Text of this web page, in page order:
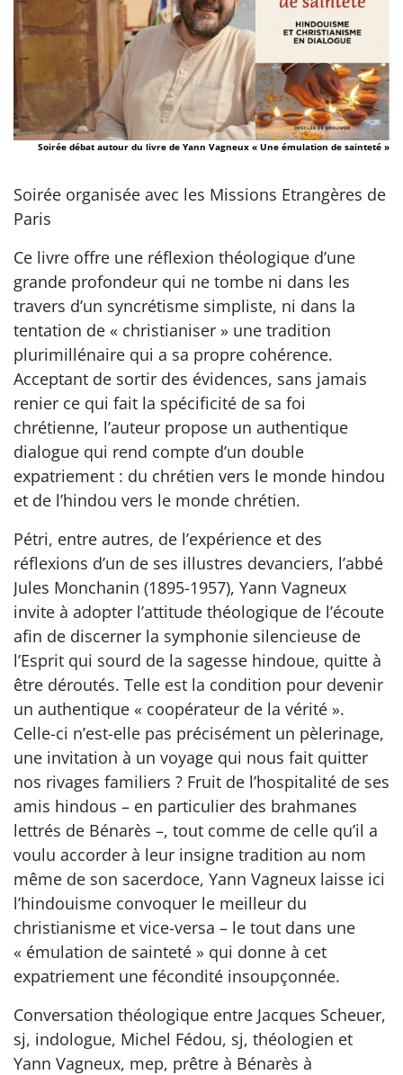
Soirée débat autour du livre de Yann Vagneux « Une émulation de sainteté »
Soirée organisée avec les Missions Etrangères de
Paris
Ce livre offre une réflexion théologique d’une
grande profondeur qui ne tombe ni dans les
travers d’un syncrétisme simpliste, ni dans la
tentation de « christianiser » une tradition
plurimillénaire qui a sa propre cohérence.
Acceptant de sortir des évidences, sans jamais
renier ce qui fait la spécificité de sa foi
chrétienne, l’auteur propose un authentique
dialogue qui rend compte d’un double
expatriement : du chrétien vers le monde hindou
et de l’hindou vers le monde chrétien.
Pétri, entre autres, de l’expérience et des
réflexions d’un de ses illustres devanciers, l’abbé
Jules Monchanin (1895-1957), Yann Vagneux
invite à adopter l’attitude théologique de l’écoute
afin de discerner la symphonie silencieuse de
l’Esprit qui sourd de la sagesse hindoue, quitte à
être déroutés. Telle est la condition pour devenir
un authentique « coopérateur de la vérité ».
Celle-ci n’est-elle pas précisément un pèlerinage,
une invitation à un voyage qui nous fait quitter
nos rivages familiers ? Fruit de l’hospitalité de ses
amis hindous – en particulier des brahmanes
lettrés de Bénarès –, tout comme de celle qu’il a
voulu accorder à leur insigne tradition au nom
même de son sacerdoce, Yann Vagneux laisse ici
l’hindouisme convoquer le meilleur du
christianisme et vice-versa – le tout dans une
« émulation de sainteté » qui donne à cet
expatriement une fécondité insoupçonnée.
Conversation théologique entre Jacques Scheuer,
sj, indologue, Michel Fédou, sj, théologien et
Yann Vagneux, mep, prêtre à Bénarès à